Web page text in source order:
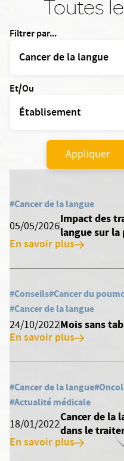
Toutes
Filtrer par...
Et/Ou
Appliquer
#Cancer de la langue
05/05/2026
Impact des
langue sur
En savoir plus
#Conseils#Cancer du
#Cancer de la langue
24/10/2022Mois sans
En savoir plus
#Cancer de la langue
#Actualité médicale
18/01/2022
Cancer de la
dans le
En savoir plus